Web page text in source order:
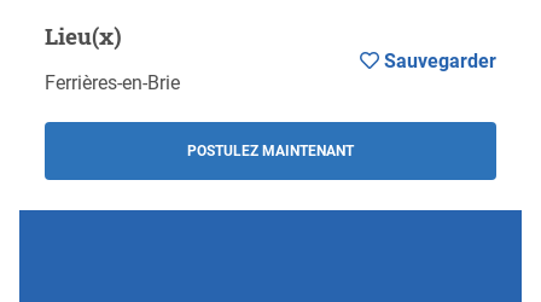
Lieu(x)
Ferrières-en-Brie
POSTULEZ MAINTENANT
Sauvegarder